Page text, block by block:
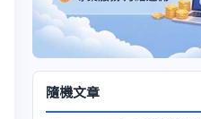
隨機文章